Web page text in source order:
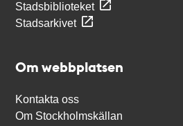
Stadsbiblioteket
Stadsarkivet
Om webbplatsen
Kontakta oss
Om Stockholmskällan